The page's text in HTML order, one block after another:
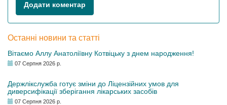
Додати коментар
Останні новини та статті
Вітаємо Аллу Анатоліївну Котвіцьку з днем народження!
07 Серпня 2026 р.
Держлікслужба готує зміни до Ліцензійних умов для
диверсифікації зберігання лікарських засобів
07 Серпня 2026 р.